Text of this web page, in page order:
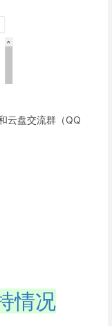
云盘交流群（QQ
情况